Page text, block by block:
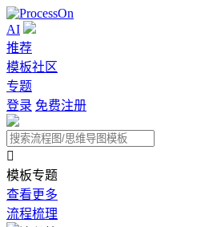
AI
推荐
模板社区
专题
登录 免费注册

模板专题
查看更多
流程梳理